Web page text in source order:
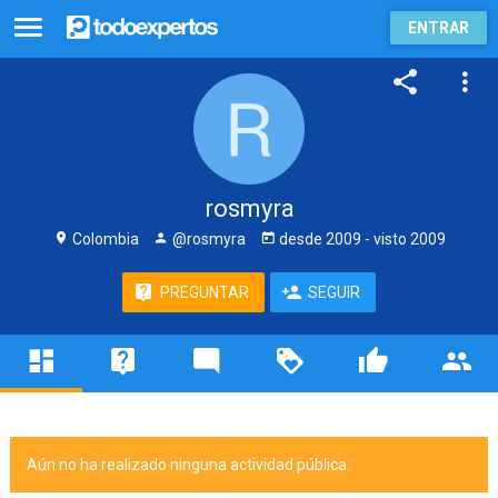
ENTRAR
rosmyra
Colombia @rosmyra desde 2009 - visto 2009
PREGUNTAR SEGUIR
Aún no ha realizado ninguna actividad pública.